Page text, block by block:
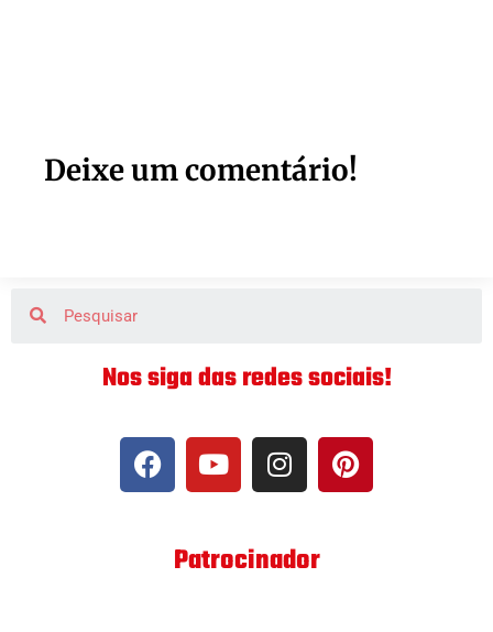
Deixe um comentário!
Nos siga das redes sociais!
Patrocinador